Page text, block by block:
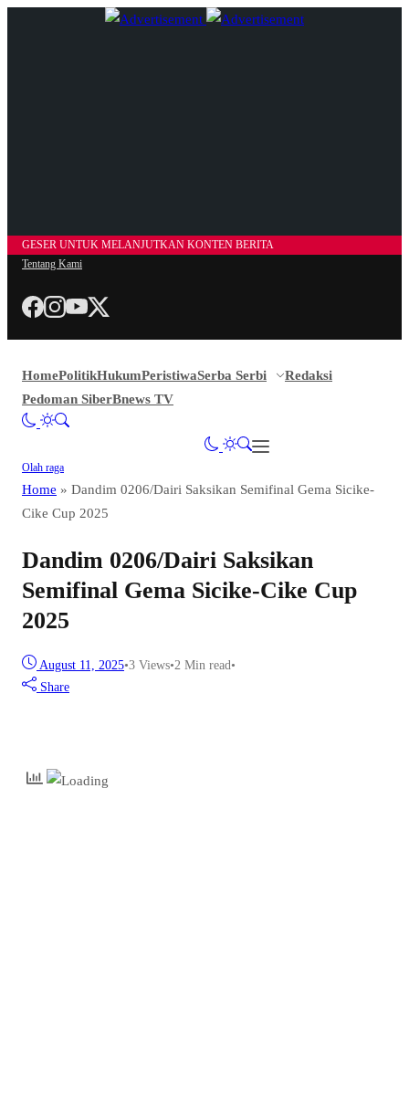
GESER UNTUK MELANJUTKAN KONTEN BERITA
Tentang Kami
HomePolitikHukumPeristiwaSerba Serbi
Redaksi
Pedoman SiberBnews TV
Olah raga
Home » Dandim 0206/Dairi Saksikan Semifinal Gema Sicike-
Cike Cup 2025
Dandim 0206/Dairi Saksikan
Semifinal Gema Sicike-Cike Cup
2025
August 11, 2025•3 Views•2 Min read•
Share